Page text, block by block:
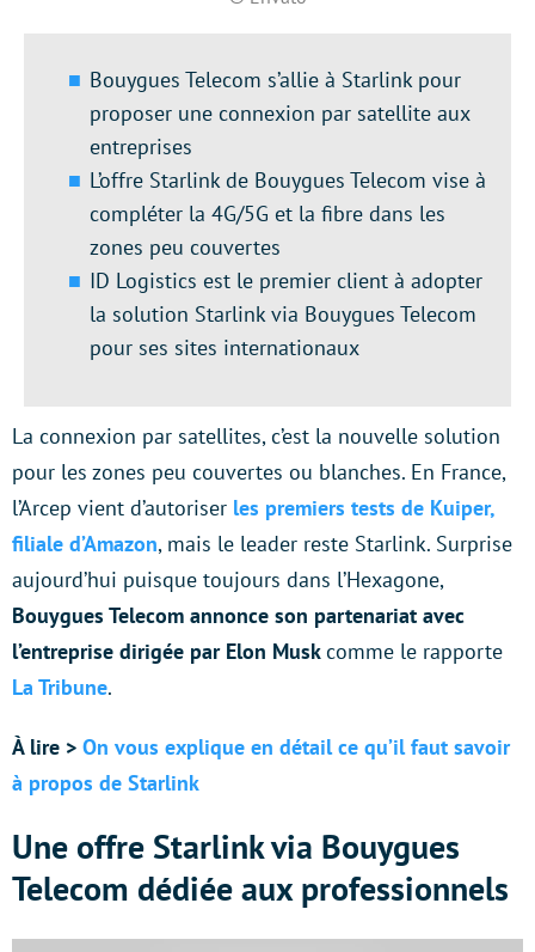
Bouygues Telecom s’allie à Starlink pour
proposer une connexion par satellite aux
entreprises
L’offre Starlink de Bouygues Telecom vise à
compléter la 4G/5G et la fibre dans les
zones peu couvertes
ID Logistics est le premier client à adopter
la solution Starlink via Bouygues Telecom
pour ses sites internationaux
La connexion par satellites, c’est la nouvelle solution
pour les zones peu couvertes ou blanches. En France,
l’Arcep vient d’autoriser les premiers tests de Kuiper,
filiale d’Amazon, mais le leader reste Starlink. Surprise
aujourd’hui puisque toujours dans l’Hexagone,
Bouygues Telecom annonce son partenariat avec
l’entreprise dirigée par Elon Muskcomme le rapporte
La Tribune.
À lire > On vous explique en détail ce qu’il faut savoir
à propos de Starlink
Une offre Starlink via Bouygues
Telecom dédiée aux professionnels